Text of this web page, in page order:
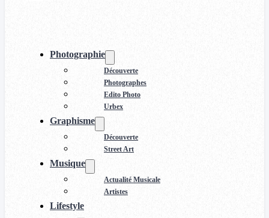
Photographie
Découverte
Photographes
Edito Photo
Urbex
Graphisme
Découverte
Street Art
Musique
Actualité Musicale
Artistes
Lifestyle